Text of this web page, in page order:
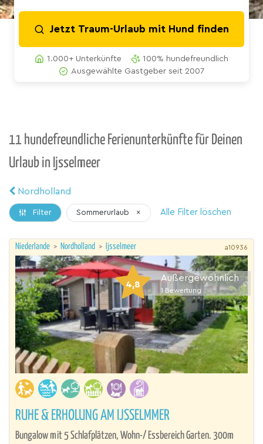
Jetzt Traum-Urlaub mit Hund finden
1.000+ Unterkünfte
100% hundefreundlich
Ausgewählte Gastgeber seit 2007
11 hundefreundliche Ferienunterkünfte für Deinen
Urlaub in Ijsselmeer
Nordholland
Filter Sommerurlaub × Alle Filter löschen
Niederlande > Nordholland > Ijsselmeer a10936
4,8
Außergewöhnlich
1 Bewertung
RUHE & ERHOLUNG AM IJSSELMMER
Bungalow mit 5 Schlafplätzen, Wohn-/ Essbereich Garten. 300m